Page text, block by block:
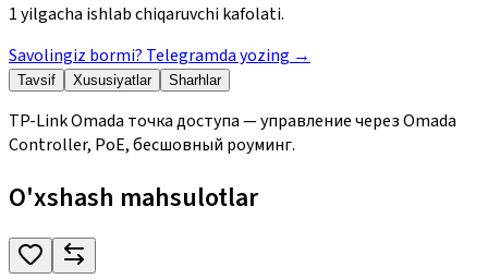
1 yilgacha ishlab chiqaruvchi kafolati.
Savolingiz bormi? Telegramda yozing →
Tavsif Xususiyatlar Sharhlar
TP-Link Omada точка доступа — управление через Omada
Controller, PoE, бесшовный роуминг.
O'xshash mahsulotlar